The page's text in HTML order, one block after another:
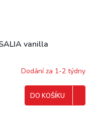
vanilla
Dodání za 1-2 týdny
DO KOŠÍKU